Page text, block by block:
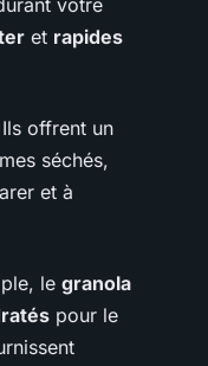
votre
et rapides
offrent un
séchés,
et à
le granola
pour le